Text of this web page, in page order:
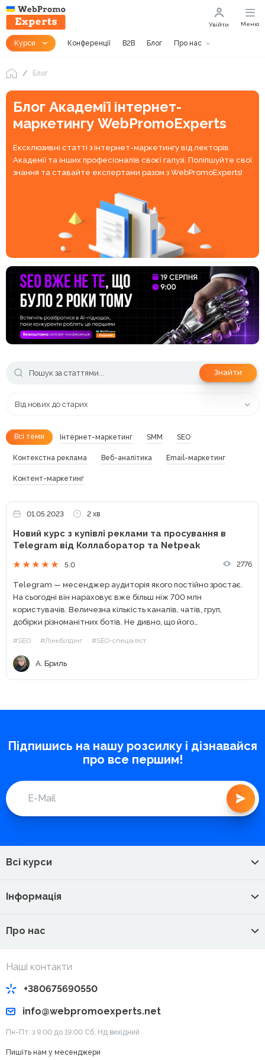
Курси Конференції B2B Блог Про нас
Увійти Меню
Блог
Блог Академії інтернет-
маркетингу WebPromoExperts
Ексклюзивні статті з інтернет-маркетингу від лекторів
Академії та інших професіоналів своєї галузі. Поліпшуйте свої
знання та ставайте експертами разом з WebPromoExperts!
Знайти
Від нових до старих
Всі теми Інтернет-маркетинг SMM SEO
Контекстна реклама Веб-аналітика Email-маркетинг
Контент-маркетинг
01.05.2023 2 хв
Новий курс з купівлі реклами та просування в
Telegram від Коллаборатор та Netpeak
5.0 2776
Telegram — месенджер аудиторія якого постійно зростає.
На сьогодні він нараховує вже більш ніж 700 млн
користувачів. Величезна кількість каналів, чатів, груп,
добірки різноманітних ботів. Не дивно, що його
також як майданчик для...
#SEO #Лінкбілдінг #SEO-спеціаліст
А. Бриль
Підпишись на нашу розсилку і дізнавайся
про все першим!
Всі курси
Інформація
Про нас
Наші контакти
+380675690550
info@webpromoexperts.net
Пн-Пт: з 9:00 до 19:00 Cб, Нд вихідний
Пишіть нам у месенджери